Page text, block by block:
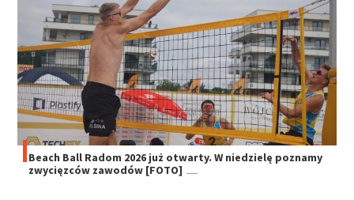
Beach Ball Radom 2026 już otwarty. W niedzielę poznamy
zwycięzców zawodów [FOTO]